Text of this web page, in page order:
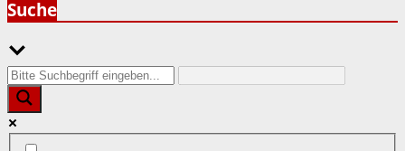
Suche